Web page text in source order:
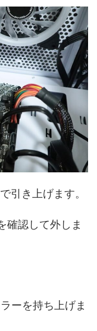
引き上げます。
確認して外しま
ーを持ち上げま